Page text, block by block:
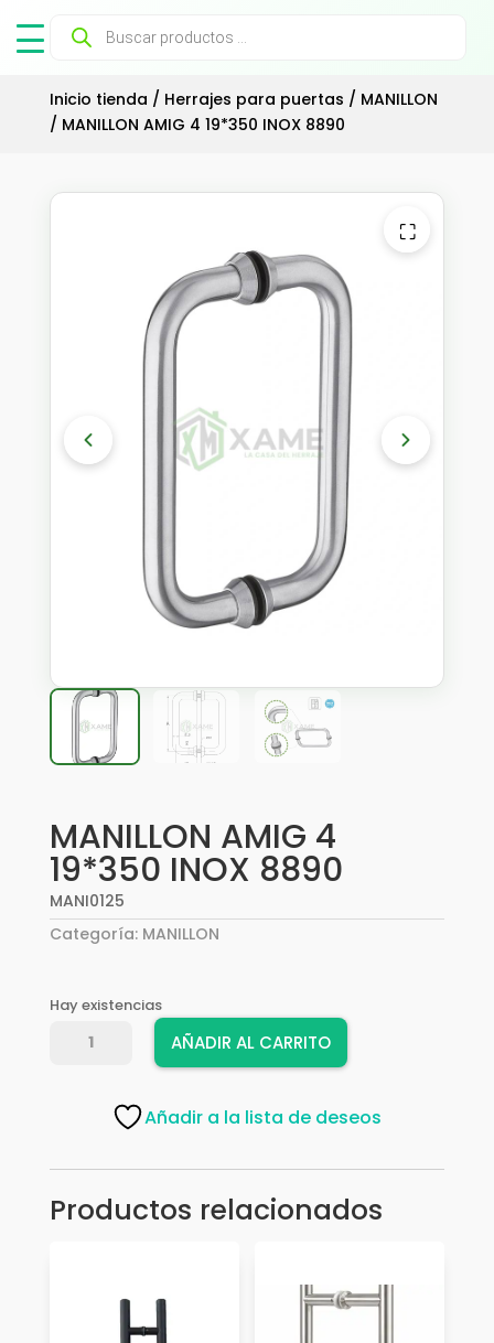
Búsqueda
productos
Inicio tienda / Herrajes para puertas / MANILLON
/ MANILLON AMIG 4 19*350 INOX 8890
⛶
MANILLON AMIG 4
19*350 INOX 8890
MANI0125
Categoría: MANILLON
Hay existencias
MANILLON
AÑADIR AL CARRITO
Añadir a la lista de deseos
Productos relacionados